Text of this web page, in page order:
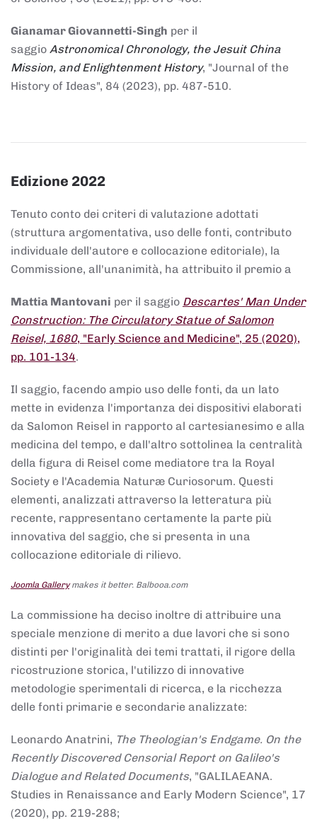
Gianamar Giovannetti-Singh per il
saggio Astronomical Chronology, the Jesuit China
Mission, and Enlightenment History, "Journal of the
History of Ideas", 84 (2023), pp. 487-510.
Edizione 2022
Tenuto conto dei criteri di valutazione adottati
(struttura argomentativa, uso delle fonti, contributo
individuale dell'autore e collocazione editoriale), la
Commissione, all'unanimità, ha attribuito il premio a
Mattia Mantovani per il saggio Descartes' Man Under
Construction: The Circulatory Statue of Salomon
Reisel, 1680, "Early Science and Medicine", 25 (2020),
pp. 101-134.
Il saggio, facendo ampio uso delle fonti, da un lato
mette in evidenza l'importanza dei dispositivi elaborati
da Salomon Reisel in rapporto al cartesianesimo e alla
medicina del tempo, e dall'altro sottolinea la centralità
della figura di Reisel come mediatore tra la Royal
Society e l'Academia Naturæ Curiosorum. Questi
elementi, analizzati attraverso la letteratura più
recente, rappresentano certamente la parte più
innovativa del saggio, che si presenta in una
collocazione editoriale di rilievo.
Joomla Gallerymakes it better. Balbooa.com
La commissione ha deciso inoltre di attribuire una
speciale menzione di merito a due lavori che si sono
distinti per l'originalità dei temi trattati, il rigore della
ricostruzione storica, l'utilizzo di innovative
metodologie sperimentali di ricerca, e la ricchezza
delle fonti primarie e secondarie analizzate:
Leonardo Anatrini, The Theologian's Endgame. On the
Recently Discovered Censorial Report on Galileo's
Dialogue and Related Documents, "GALILAEANA.
Studies in Renaissance and Early Modern Science", 17
(2020), pp. 219-288;